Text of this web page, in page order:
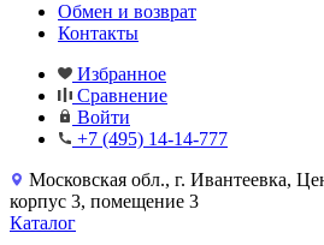
Обмен и возврат
Контакты
Избранное
Сравнение
Войти
+7 (495) 14-14-777
Московская обл., г. Ивантеевка,
корпус 3, помещение 3
Каталог